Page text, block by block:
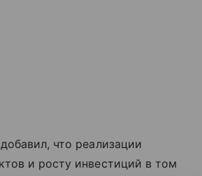
что реализации
и росту инвестиций в том